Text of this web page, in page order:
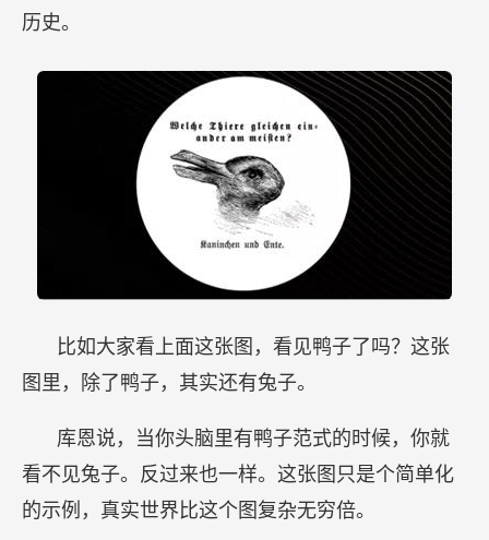
历史。
比如大家看上面这张图，看见鸭子了吗？这张
图里，除了鸭子，其实还有兔子。
库恩说，当你头脑里有鸭子范式的时候，你就
看不见兔子。反过来也一样。这张图只是个简单化
的示例，真实世界比这个图复杂无穷倍。